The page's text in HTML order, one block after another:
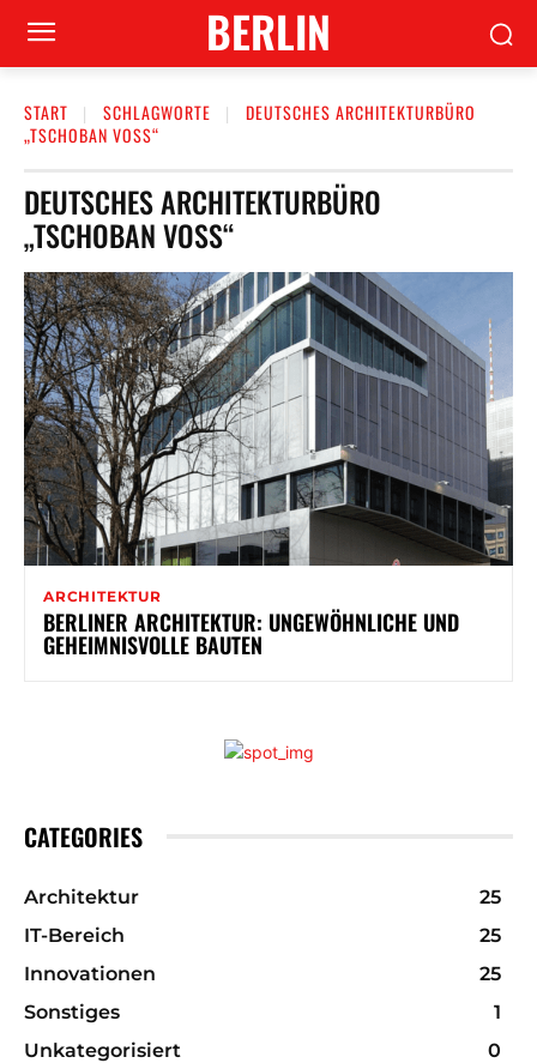
BERLIN
START SCHLAGWORTE
DEUTSCHES ARCHITEKTURBÜRO
„TSCHOBAN VOSS“
DEUTSCHES ARCHITEKTURBÜRO
„TSCHOBAN VOSS“
ARCHITEKTUR
BERLINER ARCHITEKTUR: UNGEWÖHNLICHE UND
GEHEIMNISVOLLE BAUTEN
CATEGORIES
Architektur
25
IT-Bereich
25
Innovationen
25
Sonstiges
1
Unkategorisiert
0